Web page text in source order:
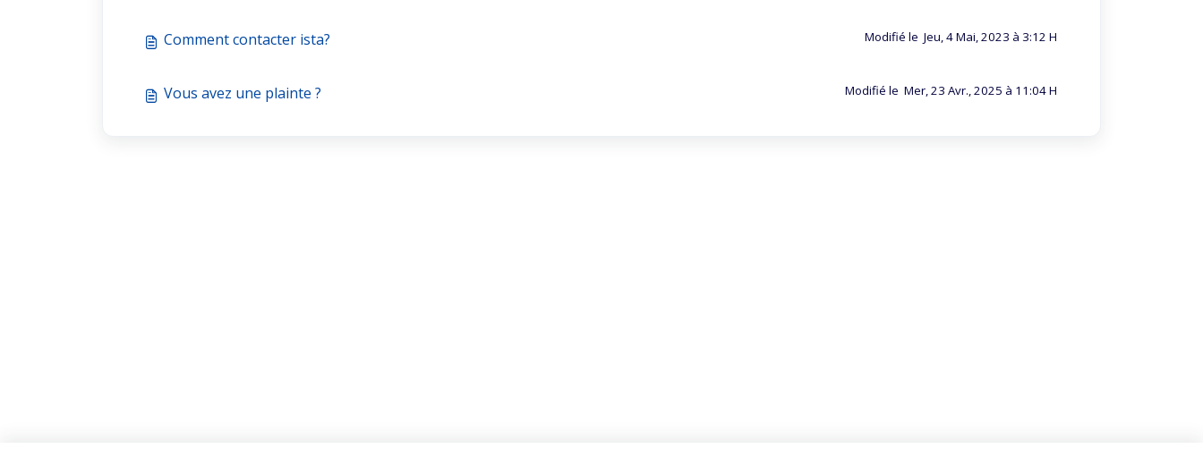
Comment contacter ista? Modifié le Jeu, 4 Mai, 2023 à 3:12 H
Vous avez une plainte ? Modifié le Mer, 23 Avr., 2025 à 11:04 H